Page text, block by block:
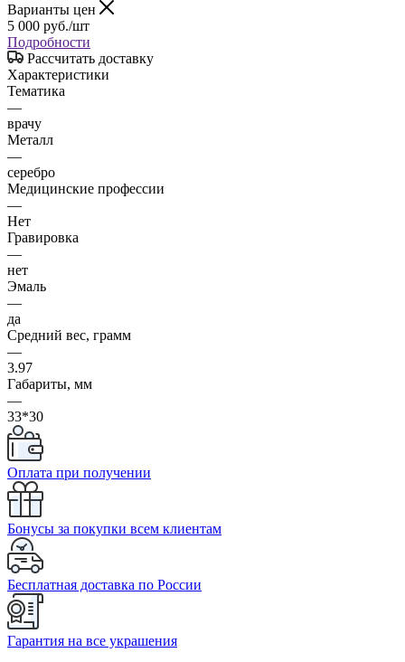
Варианты цен
5 000 руб./шт
Подробности
Рассчитать доставку
Характеристики
Тематика
—
врачу
Металл
—
серебро
Медицинские профессии
—
Нет
Гравировка
—
нет
Эмаль
—
да
Средний вес, грамм
—
3.97
Габариты, мм
—
33*30
Оплата при получении
Бонусы за покупки всем клиентам
Бесплатная доставка по России
Гарантия на все украшения